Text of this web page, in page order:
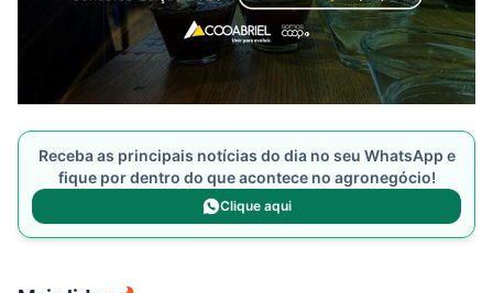
Receba as principais notícias do dia no seu WhatsApp e
fique por dentro do que acontece no agronegócio!
Clique aqui